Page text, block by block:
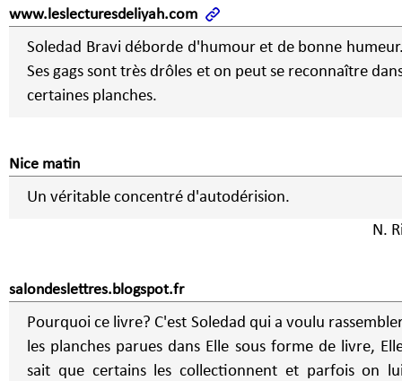
www.leslecturesdeliyah.com
Soledad Bravi déborde d'humour et de bonne
Ses gags sont très drôles et on peut se reconnaître
certaines planches.
Nice matin
Un véritable concentré d'autodérision.
N.
salondeslettres.blogspot.fr
Pourquoi ce livre? C'est Soledad qui a voulu
les planches parues dans Elle sous forme de livre,
sait que certains les collectionnent et parfois on